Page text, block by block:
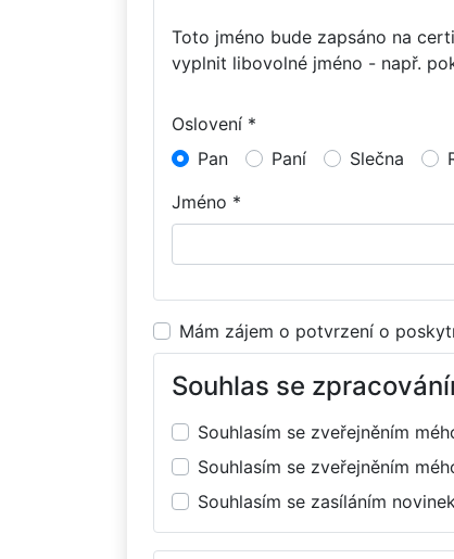
Toto jméno bude zapsáno na
vyplnit libovolné jméno - např.
Oslovení *
Pan
Paní Slečna
Jméno *
Mám zájem o potvrzení o
Souhlas se
Souhlasím se zveřejněním
Souhlasím se zveřejněním
Souhlasím se zasíláním